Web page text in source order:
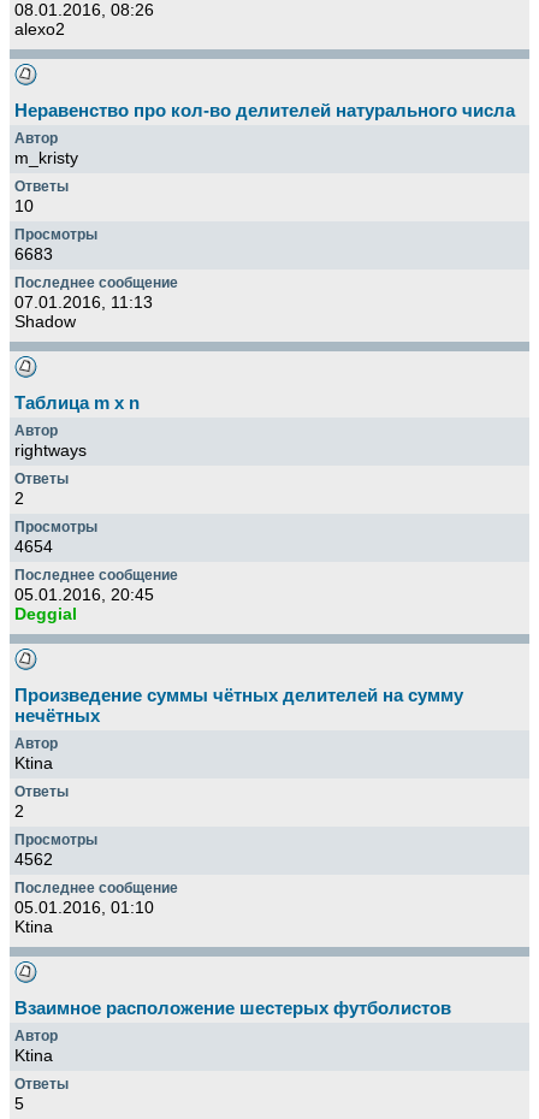
08.01.2016, 08:26
alexo2
Неравенство про кол-во делителей натурального числа
m_kristy
10
6683
07.01.2016, 11:13
Shadow
Таблица m x n
rightways
2
4654
05.01.2016, 20:45
Deggial
Произведение суммы чётных делителей на сумму
нечётных
Ktina
2
4562
05.01.2016, 01:10
Ktina
Взаимное расположение шестерых футболистов
Ktina
5